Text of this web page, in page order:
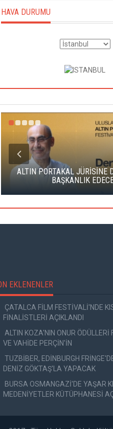
HAVA DURUMU
ALTIN PORTAKAL JÜRİSİNE
BAŞKANLIK
EKLENENLER
ÇATALCA FİLM FESTİVALİ'NDE
FİNALİSTLERİ AÇIKLANDI
ALTIN KOZA'NIN ONUR ÖDÜLLERİ
VE VAHİDE PERÇİN'İN
TUZBİBER, EDİNBURGH
DENİZ GÖKTAŞ'LA YAPACAK
BURSA OSMANGAZİ'DE YAŞAR
MEDENİYETLER KÜTÜPHANESİ